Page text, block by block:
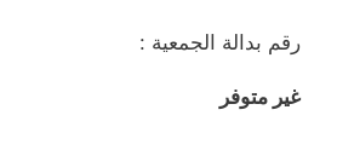
رقم بدالة الجمعية :
غير متوفر